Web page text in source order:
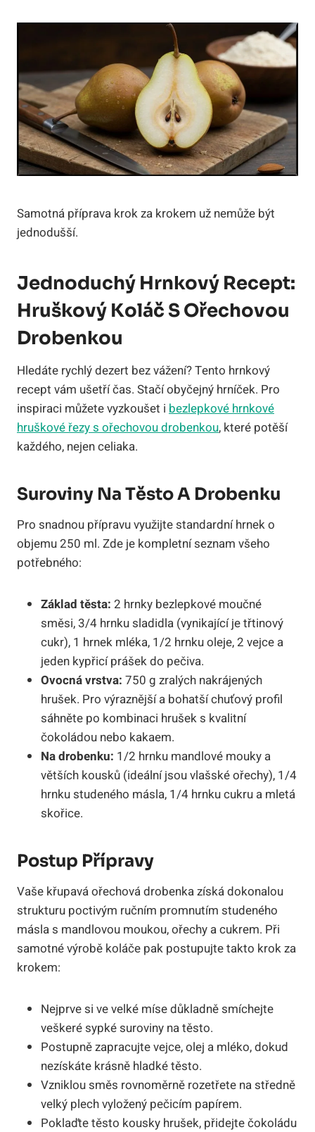
Samotná příprava krok za krokem už nemůže být
jednodušší.
Jednoduchý Hrnkový Recept:
Hruškový Koláč S Ořechovou
Drobenkou
Hledáte rychlý dezert bez vážení? Tento hrnkový
recept vám ušetří čas. Stačí obyčejný hrníček. Pro
inspiraci můžete vyzkoušet i bezlepkové hrnkové
hruškové řezy s ořechovou drobenkou, které potěší
každého, nejen celiaka.
Suroviny Na Těsto A Drobenku
Pro snadnou přípravu využijte standardní hrnek o
objemu 250 ml. Zde je kompletní seznam všeho
potřebného:
Základ těsta: 2 hrnky bezlepkové moučné
směsi, 3/4 hrnku sladidla (vynikající je třtinový
cukr), 1 hrnek mléka, 1/2 hrnku oleje, 2 vejce a
jeden kypřicí prášek do pečiva.
Ovocná vrstva: 750 g zralých nakrájených
hrušek. Pro výraznější a bohatší chuťový profil
sáhněte po kombinaci hrušek s kvalitní
čokoládou nebo kakaem.
Na drobenku: 1/2 hrnku mandlové mouky a
větších kousků (ideální jsou vlašské ořechy), 1/4
hrnku studeného másla, 1/4 hrnku cukru a mletá
skořice.
Postup Přípravy
Vaše křupavá ořechová drobenka získá dokonalou
strukturu poctivým ručním promnutím studeného
másla s mandlovou moukou, ořechy a cukrem. Při
samotné výrobě koláče pak postupujte takto krok za
krokem:
Nejprve si ve velké míse důkladně smíchejte
veškeré sypké suroviny na těsto.
Postupně zapracujte vejce, olej a mléko, dokud
nezískáte krásně hladké těsto.
Vzniklou směs rovnoměrně rozetřete na středně
velký plech vyložený pečicím papírem.
Poklaďte těsto kousky hrušek, přidejte čokoládu